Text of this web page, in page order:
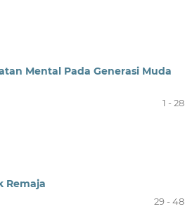
Mental Pada Generasi Muda
1 - 28
Remaja
29 - 48